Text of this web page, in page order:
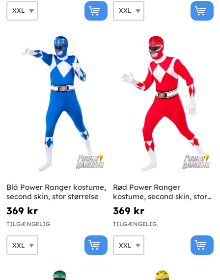
Blå Power Ranger kostume,
second skin, stor størrelse
369 kr
TILGÆNGELIG
Rød Power Ranger
kostume, second skin, stor
størrelse
369 kr
TILGÆNGELIG